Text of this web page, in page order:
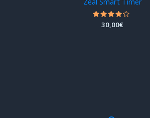
Valorado
con
30,00€